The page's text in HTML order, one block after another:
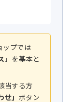
ップでは
を基本と
当する方
せ」 ボタン